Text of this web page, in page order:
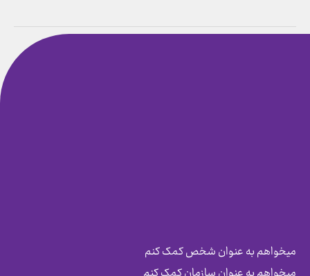
میخواهم به عنوان شخص کمک کنم